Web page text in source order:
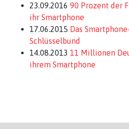
23.09.2016 90 Prozent der
ihr Smartphone
17.06.2015 Das
Schlüsselbund
14.08.2013 11 Millionen
ihrem Smartphone